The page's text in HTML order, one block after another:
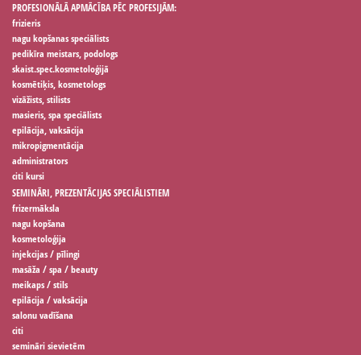
PROFESIONĀLĀ APMĀCĪBA PĒC PROFESIJĀM:
frizieris
nagu kopšanas speciālists
pedikīra meistars, podologs
skaist.spec.kosmetoloģijā
kosmētiķis, kosmetologs
vizāžists, stilists
masieris, spa speciālists
epilācija, vaksācija
mikropigmentācija
administrators
citi kursi
SEMINĀRI, PREZENTĀCIJAS SPECIĀLISTIEM
frizermāksla
nagu kopšana
kosmetoloģija
injekcijas / pīlingi
masāža / spa / beauty
meikaps / stils
epilācija / vaksācija
salonu vadīšana
citi
semināri sievietēm